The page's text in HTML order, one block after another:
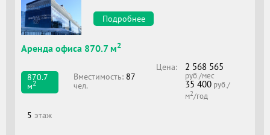
Подробнее
Аренда офиса 870.7 м2
870.7
м2
Вместимоcть: 87
чел.
Цена: 2 568 565
руб./мес
35 400 руб./
м2/год
5 этаж